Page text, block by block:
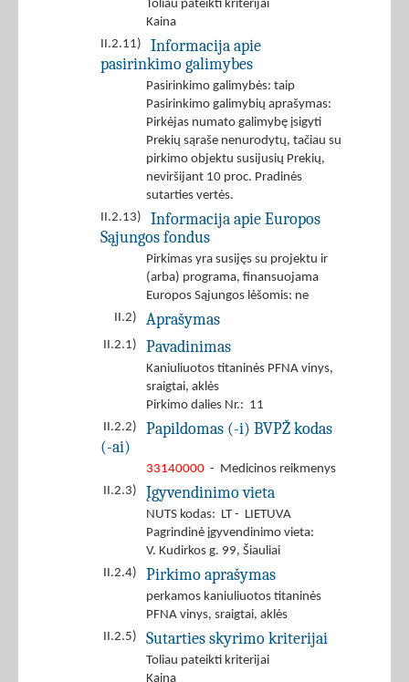
Toliau pateikti kriterijai
Kaina
II.2.11)
Informacija apie
pasirinkimo galimybes
Pasirinkimo galimybės: taip
Pasirinkimo galimybių aprašymas:
Pirkėjas numato galimybę įsigyti
Prekių sąraše nenurodytų, tačiau su
pirkimo objektu susijusių Prekių,
neviršijant 10 proc. Pradinės
sutarties vertės.
II.2.13)
Informacija apie Europos
Sąjungos fondus
Pirkimas yra susijęs su projektu ir
(arba) programa, finansuojama
Europos Sąjungos lėšomis: ne
II.2)
Aprašymas
II.2.1) Pavadinimas
Kaniuliuotos titaninės PFNA vinys,
sraigtai, aklės
Pirkimo dalies Nr.: 11
II.2.2)
Papildomas (-i) BVPŽ kodas
(-ai)
33140000 - Medicinos reikmenys
II.2.3)
Įgyvendinimo vieta
NUTS kodas: LT - LIETUVA
Pagrindinė įgyvendinimo vieta:
V. Kudirkos g. 99, Šiauliai
II.2.4)
Pirkimo aprašymas
perkamos kaniuliuotos titaninės
PFNA vinys, sraigtai, aklės
II.2.5)
Sutarties skyrimo kriterijai
Toliau pateikti kriterijai
Kaina